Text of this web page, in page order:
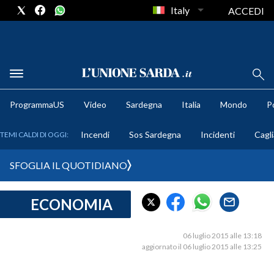
METEO
CRONACA SARDEGNA
Italy ACCEDI
ProgrammaUS Video Sardegna Italia Mondo
TEMI CALDI DI OGGI: Incendi Sos Sardegna Incidenti
SFOGLIA IL QUOTIDIANO
ECONOMIA
06 luglio 2015 alle 13:18
aggiornato il 06 luglio 2015 alle 13:25